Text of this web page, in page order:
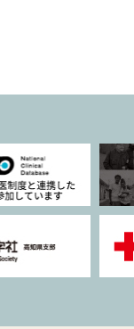
載しました
スクの着用はご自
要項を掲載しまし
き」令和8年6月開